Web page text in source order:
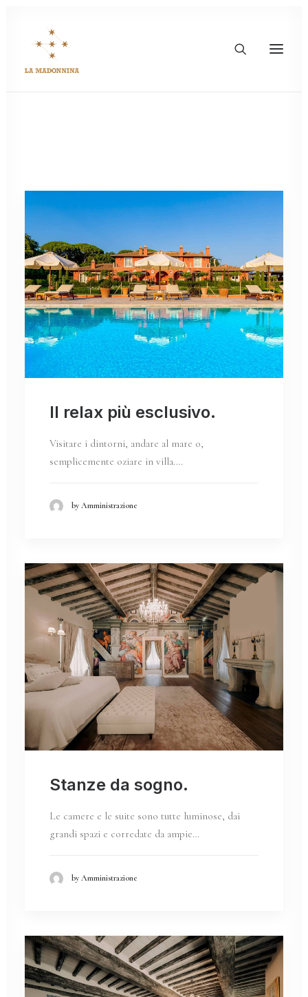
Il relax più esclusivo.
Visitare i dintorni, andare al mare o,
semplicemente oziare in villa.…
by Amministrazione
Stanze da sogno.
Le camere e le suite sono tutte luminose, dai
grandi spazi e corredate da ampie…
by Amministrazione